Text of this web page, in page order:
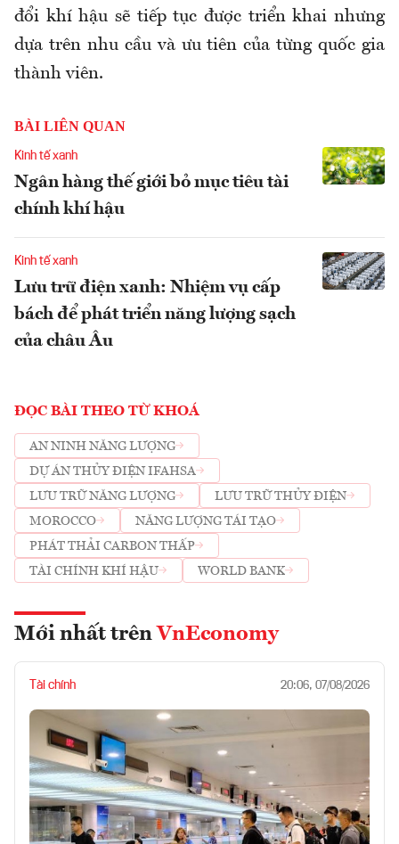
đổi khí hậu sẽ tiếp tục được triển khai nhưng
dựa trên nhu cầu và ưu tiên của từng quốc gia
thành viên.
BÀI LIÊN QUAN
Kinh tế xanh
Ngân hàng thế giới bỏ mục tiêu tài
chính khí hậu
Kinh tế xanh
Lưu trữ điện xanh: Nhiệm vụ cấp
bách để phát triển năng lượng sạch
của châu Âu
ĐỌC BÀI THEO TỪ KHOÁ
AN NINH NĂNG LƯỢNG
DỰ ÁN THỦY ĐIỆN IFAHSA
LƯU TRỮ NĂNG LƯỢNG
LƯU TRỮ THỦY ĐIỆN
MOROCCO
NĂNG LƯỢNG TÁI TẠO
PHÁT THẢI CARBON THẤP
TÀI CHÍNH KHÍ HẬU
WORLD BANK
Mới nhất trên VnEconomy
Tài chính 20:06, 07/08/2026